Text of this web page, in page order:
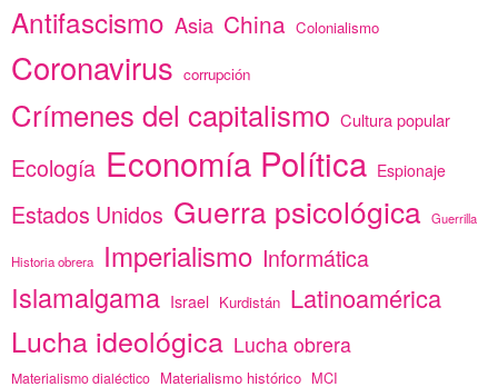
Antifascismo Asia China Colonialismo
Coronavirus corrupción
Crímenes del capitalismo Cultura popular
Ecología Economía Política Espionaje
Estados Unidos Guerra psicológica Guerrilla
Historia obrera Imperialismo Informática
Islamalgama Israel Kurdistán Latinoamérica
Lucha ideológica Lucha obrera
Materialismo dialéctico Materialismo histórico MCI